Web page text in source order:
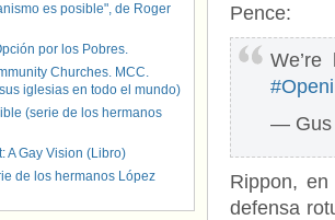
Pence:
— Gus
Rippon,
defensa
es posible", de Roger
por los Pobres.
Churches. MCC.
iglesias en todo el mundo)
(serie de los hermanos
A Gay Vision (Libro)
de los hermanos López